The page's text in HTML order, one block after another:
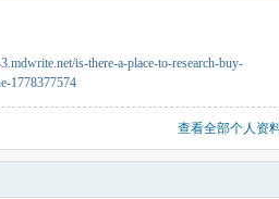
is-there-a-place-to-research-buy-
1778377574
查看全部个人资